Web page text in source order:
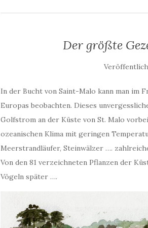
Der größte
In der Bucht von Saint-Malo kann man im
Europas beobachten. Dieses
Golfstrom an der Küste von St. Malo
ozeanischen Klima mit geringen
Meerstrandläufer, Steinwälzer ….
Von den 81 verzeichneten Pflanzen der
Vögeln später ….